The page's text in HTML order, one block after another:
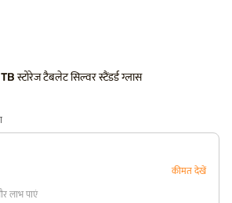
स्टोरेज टैबलेट सिल्वर स्टैंडर्ड ग्लास
कीमत देखें
लाभ पाएं